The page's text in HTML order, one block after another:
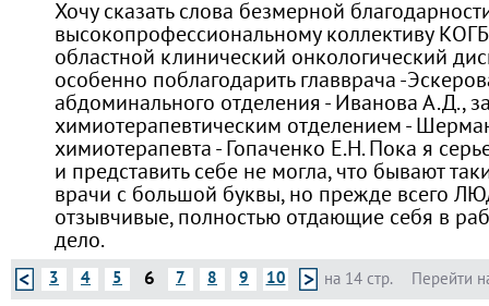
Хочу сказать слова безмерной
высокопрофессиональному коллективу
областной клинический онкологический
особенно поблагодарить главврача -
абдоминального отделения - Иванова А.Д.,
химиотерапевтическим отделением -
химиотерапевта - Гопаченко Е.Н. Пока я
и представить себе не могла, что бывают
врачи с большой буквы, но прежде всего
отзывчивые, полностью отдающие себя в
дело.
Перейти
3 4 5 6 7 8 9 10 на 14 стр.